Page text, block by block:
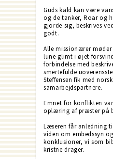
Guds kald kan være
og de tanker, Roar og
gjorde sig, beskrives
godt.
Alle missionærer møder
lune glimt i øjet
forbindelse med
smertefulde
Steffensen fik med
samarbejdspartnere.
Emnet for konflikten
oplæring af præster på
Læseren får anledning
viden om embedssyn
konklusioner, vi som
kristne drager.